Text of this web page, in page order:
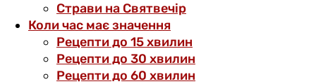
Страви на Святвечір
Коли час має значення
Рецепти до 15 хвилин
Рецепти до 30 хвилин
Рецепти до 60 хвилин